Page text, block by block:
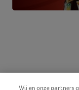
Wij en onze partners